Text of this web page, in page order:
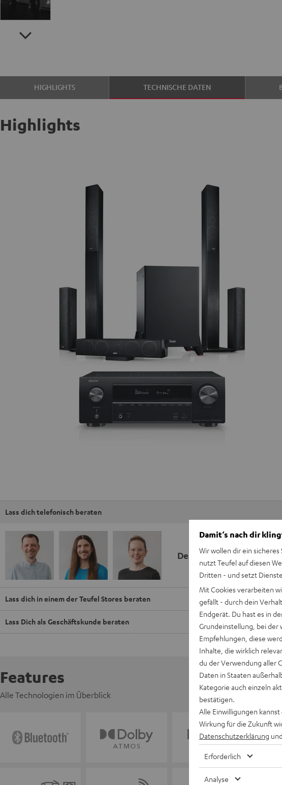
HIGHLIGHTS TECHNISCHE DATEN
Highlights
Lass dich telefonisch beraten
Deine Kaufberatung
Lass dich in einem der Teufel Stores beraten
Lass Dich als Geschäftskunde beraten
Features
Alle Technologien im Überblick
Damit‘s nach dir
Wir wollen dir ein
nutzt Teufel auf diesen
Dritten - und setzt
Mit Cookies verarbeiten
gefällt - durch dein
Endgerät. Du hast es in
Grundeinstellung, bei der
Empfehlungen, diese
Inhalte, die wirklich
du der Verwendung aller
Daten in Staaten
Kategorie auch einzeln
bestätigen.
Alle Einwilligungen
Wirkung für die Zukunft
Datenschutzerklärung
Erforderlich
Analyse